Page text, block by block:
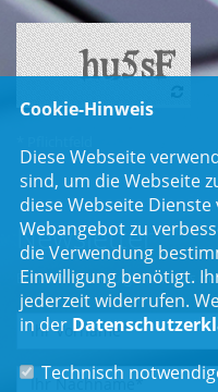
Newsletter
Erhalten Sie Neuigkeiten aus
Cookie-Hinweis
Diese Webseite
sind, um die Webseite
diese Webseite
Webangebot zu
die Verwendung
Einwilligung benötigt.
jederzeit widerrufen.
in der
Technisch